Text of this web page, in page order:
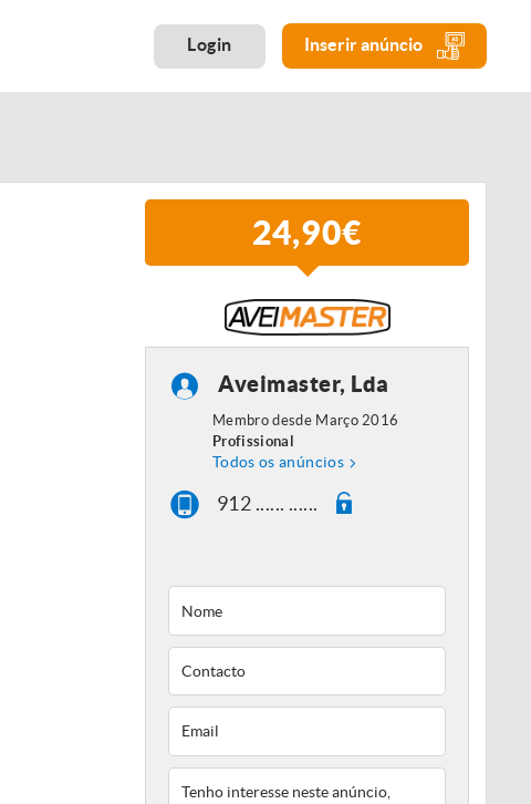
Login Inserir anúncio
24,90€
Aveimaster, Lda
Membro desde Março 2016
Profissional
Todos os anúncios
912 ...... ......